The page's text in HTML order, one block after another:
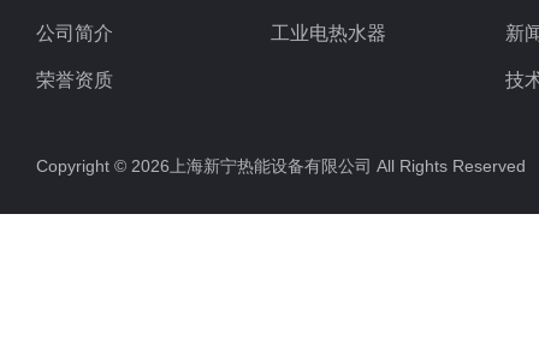
公司简介
荣誉资质
工业电热水器 新
技
Copyright © 2026上海新宁热能设备有限公司 All Rights